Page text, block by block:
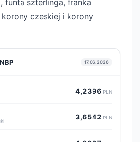
funta szterlinga, franka
czeskiej i korony
17.06.2026
4,2396 PLN
3,6542 PLN